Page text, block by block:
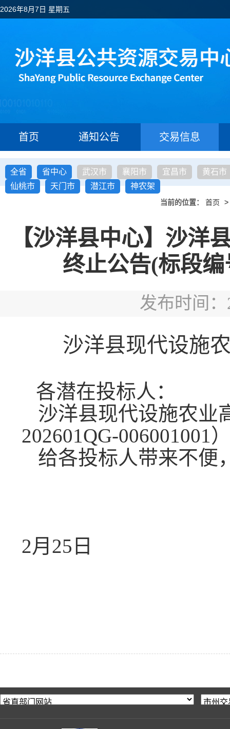
2026年8月7日 星期五
首页 通知公告 交易信息
全省 省中心 武汉市 襄阳市 宜昌市
黄石市
仙桃市
天门市 潜江市 神农架
当前的位置： 首页 >
【沙洋县中心】沙洋
终止公告(标段编
发布时间：
沙洋县现代设施
各潜在投标人：
沙洋县现代设施农业
202601QG-
给各投标人带来不便
2月25日